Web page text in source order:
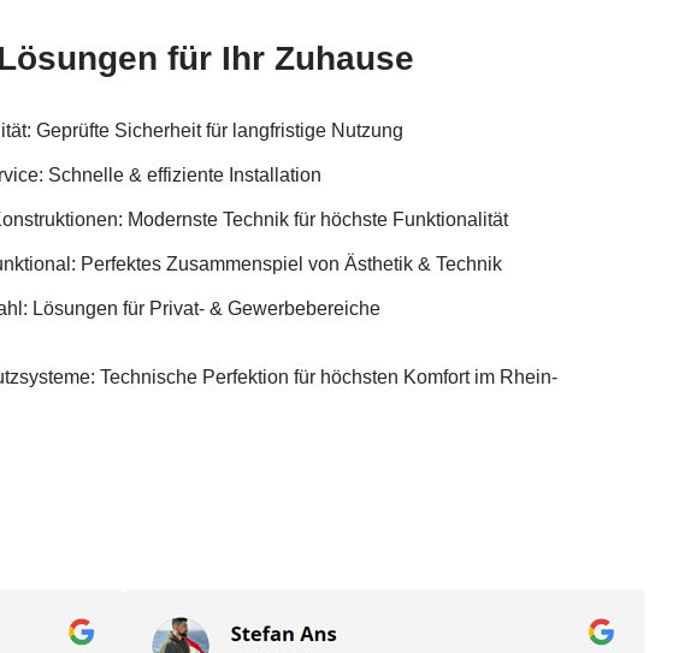
für Ihr Zuhause
Geprüfte Sicherheit für langfristige Nutzung
Schnelle & effiziente Installation
Modernste Technik für höchste Funktionalität
Perfektes Zusammenspiel von Ästhetik & Technik
Lösungen für Privat- & Gewerbebereiche
Technische Perfektion für höchsten Komfort im Rhein-